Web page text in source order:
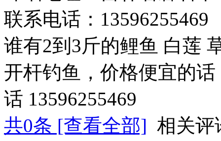
联系电话：13596255469
谁有2到3斤的鲤鱼 白莲
开杆钓鱼，价格便宜的
话 13596255469
共0条 [查看全部] 相关评